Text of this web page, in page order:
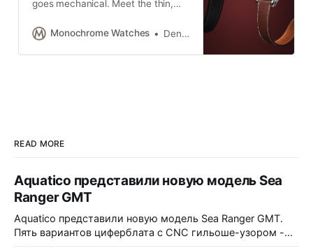
goes mechanical. Meet the thin,
Beda’a Angles Mecaline.
Monochrome Watches Denis Peshkov
READ MORE
Aquatico представили новую модель Sea
Ranger GMT
Aquatico представили новую модель Sea Ranger GMT.
Пять вариантов циферблата с CNC гильоше-узором -